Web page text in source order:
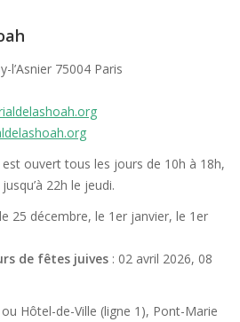
l’Asnier 75004 Paris
ouvert tous les jours de 10h à 18h,
22h le jeudi.
25 décembre, le 1er janvier, le 1er
de fêtes juives : 02 avril 2026, 08
ou Hôtel-de-Ville (ligne 1), Pont-Marie